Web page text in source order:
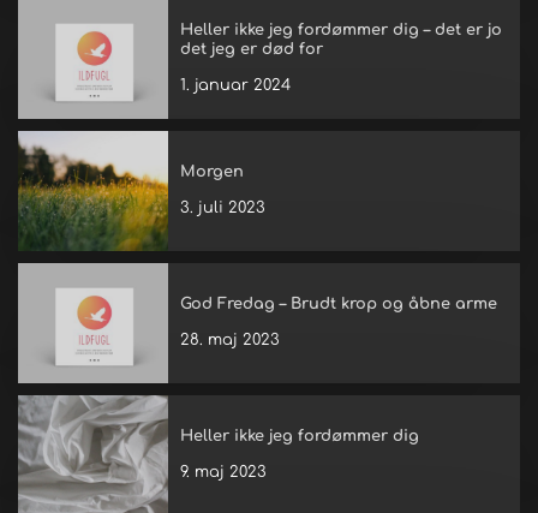
Heller ikke jeg fordømmer dig – det er jo
det jeg er død for
1. januar 2024
Morgen
3. juli 2023
God Fredag – Brudt krop og åbne arme
28. maj 2023
Heller ikke jeg fordømmer dig
9. maj 2023